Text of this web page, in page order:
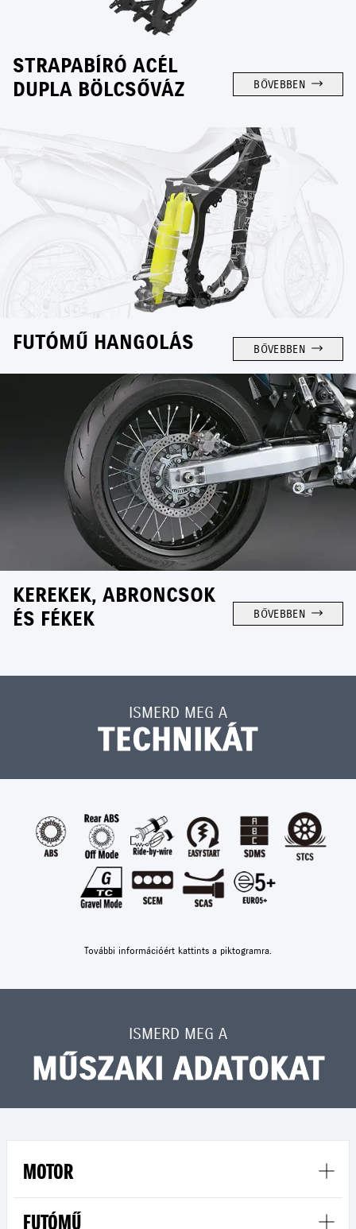
STRAPABÍRÓ ACÉL
DUPLA BÖLCSŐVÁZ
BŐVEBBEN
FUTÓMŰ HANGOLÁS BŐVEBBEN
KEREKEK, ABRONCSOK
ÉS FÉKEK
BŐVEBBEN
ISMERD MEG A
TECHNIKÁT
További információért kattints a piktogramra.
ISMERD MEG A
MŰSZAKI ADATOKAT
MOTOR
FUTÓMŰ